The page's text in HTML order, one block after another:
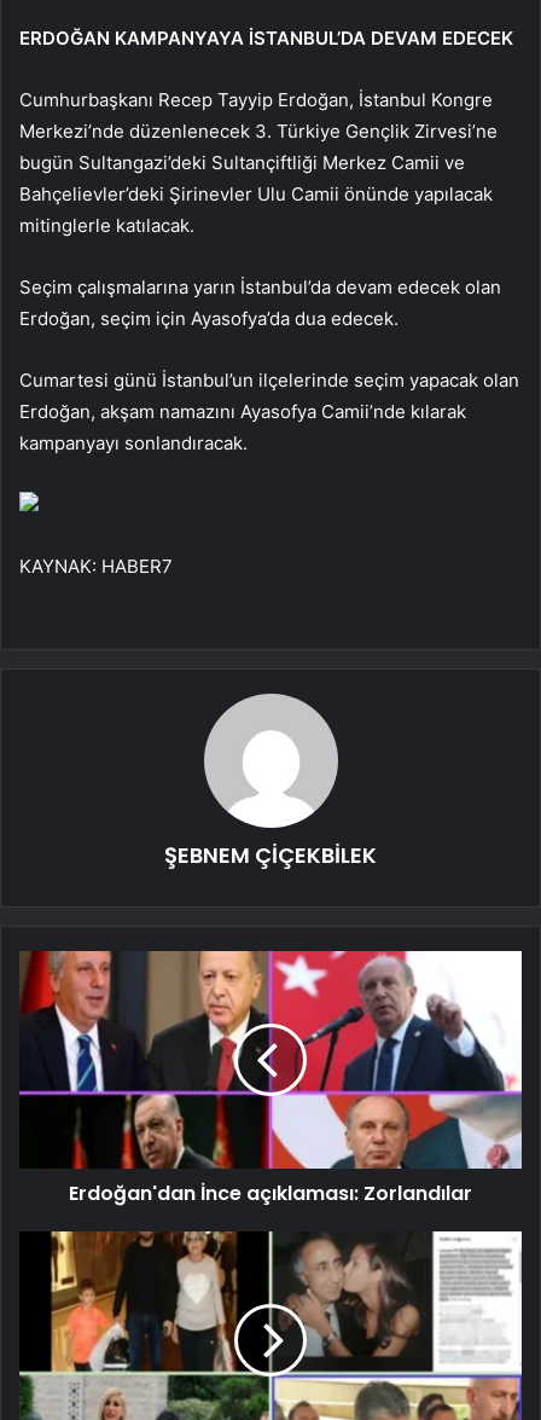
ERDOĞAN KAMPANYAYA İSTANBUL’DA DEVAM EDECEK
Cumhurbaşkanı Recep Tayyip Erdoğan, İstanbul Kongre
Merkezi’nde düzenlenecek 3. Türkiye Gençlik Zirvesi’ne
bugün Sultangazi’deki Sultançiftliği Merkez Camii ve
Bahçelievler’deki Şirinevler Ulu Camii önünde yapılacak
mitinglerle katılacak.
Seçim çalışmalarına yarın İstanbul’da devam edecek olan
Erdoğan, seçim için Ayasofya’da dua edecek.
Cumartesi günü İstanbul’un ilçelerinde seçim yapacak olan
Erdoğan, akşam namazını Ayasofya Camii’nde kılarak
kampanyayı sonlandıracak.
KAYNAK: HABER7
ŞEBNEM ÇİÇEKBİLEK
Erdoğan'dan İnce açıklaması: Zorlandılar